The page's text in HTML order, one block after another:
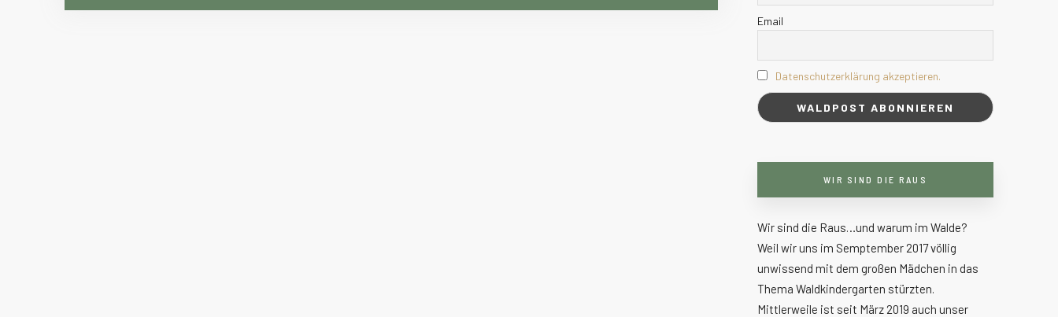
Email
Datenschutzerklärung akzeptieren.
WIR SIND DIE RAUS
Wir sind die Raus…und warum im Walde?
Weil wir uns im Semptember 2017 völlig
unwissend mit dem großen Mädchen in das
Thema Waldkindergarten stürzten.
Mittlerweile ist seit März 2019 auch unser